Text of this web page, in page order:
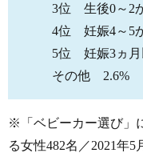
3位 生後0～2
4位 妊娠4～5
5位 妊娠3ヵ
その他 2.6%
※「ベビーカー選び」
る女性482名／2021年5